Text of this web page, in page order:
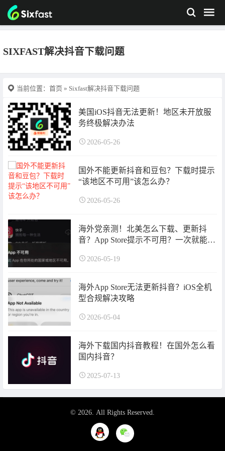
SIXFAST解决抖音下载问题
当前位置： 首页 » Sixfast解决抖音下载问题
美国iOS抖音无法更新！地区未开放服
务终极解决办法
2026-05-26
国外不能更新抖音和豆包？下载时提示
“该地区不可用”该怎么办？
2026-05-26
海外党亲测！北美怎么下载、更新抖
音？App Store提示不可用？一次就能解
2026-05-19
海外App Store无法更新抖音？iOS全机
型合规解决攻略
2026-05-04
海外下载国内抖音教程！在国外怎么看
国内抖音？
2025-07-13
© 2026. All Rights Reserved.